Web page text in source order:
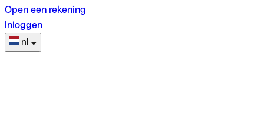
Open een rekening
Inloggen
nl